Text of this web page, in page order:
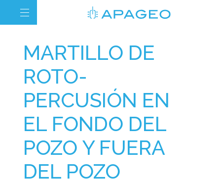
MARTILLO DE
ROTO-
PERCUSIÓN EN
EL FONDO DEL
POZO Y FUERA
DEL POZO